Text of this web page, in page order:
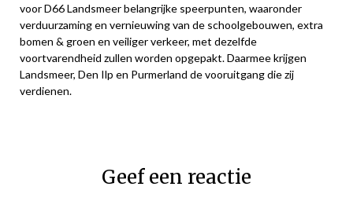
voor D66 Landsmeer belangrijke speerpunten, waaronder
verduurzaming en vernieuwing van de schoolgebouwen, extra
bomen & groen en veiliger verkeer, met dezelfde
voortvarendheid zullen worden opgepakt. Daarmee krijgen
Landsmeer, Den Ilp en Purmerland de vooruitgang die zij
verdienen.
Geef een reactie